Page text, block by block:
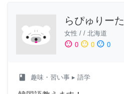
らぴゅりーた
女性 / / 北海道
sentiment_satisfied 0 sentiment_neutral 0 sentiment_dissatisfied 0
class 趣味・習い事 ▸ 語学